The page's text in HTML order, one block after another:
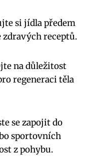
si jídla předem
receptů.
na důležitost
regeneraci těla
se zapojit do
sportovních
z pohybu.